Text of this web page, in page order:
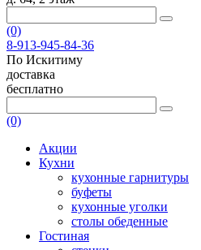
(0)
8-913-945-84-36
По Искитиму
доставка
бесплатно
(0)
Акции
Кухни
кухонные гарнитуры
буфеты
кухонные уголки
столы обеденные
Гостиная